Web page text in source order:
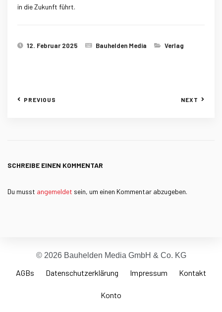
in die Zukunft führt.
12. Februar 2025 Bauhelden Media Verlag
PREVIOUS NEXT
SCHREIBE EINEN KOMMENTAR
Du musst angemeldet sein, um einen Kommentar abzugeben.
© 2026 Bauhelden Media GmbH & Co. KG
AGBs Datenschutzerklärung Impressum Kontakt
Konto